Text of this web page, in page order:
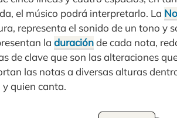
el músico podrá interpretarlo. La
representa el sonido de un tono y
la duraciónde cada nota,
de clave que son las alteraciones
las notas a diversas alturas
quien canta.